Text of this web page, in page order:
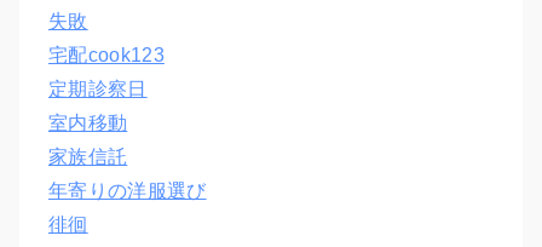
失敗
宅配cook123
定期診察日
室内移動
家族信託
年寄りの洋服選び
徘徊